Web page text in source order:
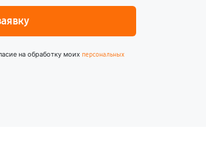
на обработку моих персональных